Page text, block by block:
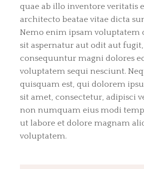
quae ab illo inventore veritatis
architecto beatae vitae dicta
Nemo enim ipsam voluptatem
sit aspernatur aut odit aut fugit,
consequuntur magni dolores
voluptatem sequi nesciunt.
quisquam est, qui dolorem
sit amet, consectetur, adipisci
non numquam eius modi
ut labore et dolore magnam
voluptatem.